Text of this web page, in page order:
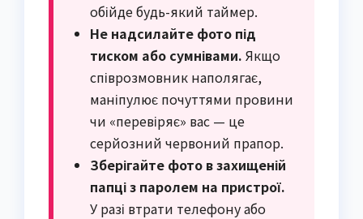
обійде будь-який таймер.
Не надсилайте фото під
тиском або сумнівами. Якщо
співрозмовник наполягає,
маніпулює почуттями провини
чи «перевіряє» вас — це
серйозний червоний прапор.
Зберігайте фото в захищеній
папці з паролем на пристрої.
У разі втрати телефону або